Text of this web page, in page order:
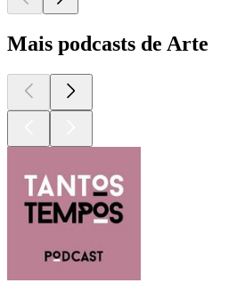
Mais podcasts de Arte